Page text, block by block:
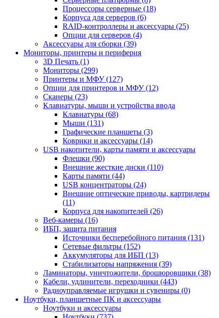
Процессоры серверные (18)
Корпуса для серверов (6)
RAID-контроллеры и аксессуары (25)
Опции для серверов (4)
Аксессуары для сборки (39)
Мониторы, принтеры и периферия
3D Печать (1)
Мониторы (299)
Принтеры и МФУ (127)
Опции для принтеров и МФУ (12)
Сканеры (23)
Клавиатуры, мыши и устройства ввода
Клавиатуры (68)
Мыши (131)
Графические планшеты (3)
Коврики и аксессуары (14)
USB накопители, карты памяти и аксессуары
Флешки (90)
Внешние жесткие диски (110)
Карты памяти (44)
USB концентраторы (24)
Внешние оптические приводы, картридеры
(11)
Корпуса для накопителей (26)
Веб-камеры (16)
ИБП, защита питания
Источники бесперебойного питания (131)
Сетевые фильтры (152)
Аккумуляторы для ИБП (13)
Стабилизаторы напряжения (39)
Ламинаторы, уничтожители, брошюровщики (38)
Кабели, удлинители, переходники (443)
Радиоуправляемые игрушки и сувениры (0)
Ноутбуки, планшетные ПК и аксессуары
Ноутбуки и аксессуары